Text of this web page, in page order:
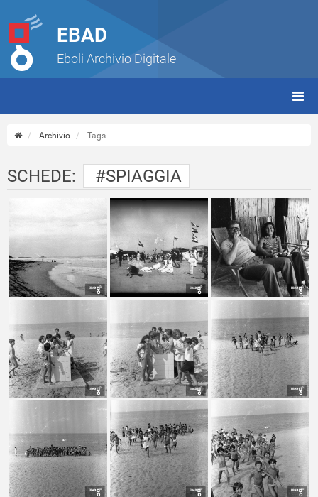
EBAD
Eboli Archivio Digitale
Archivio Tags
SCHEDE: #SPIAGGIA